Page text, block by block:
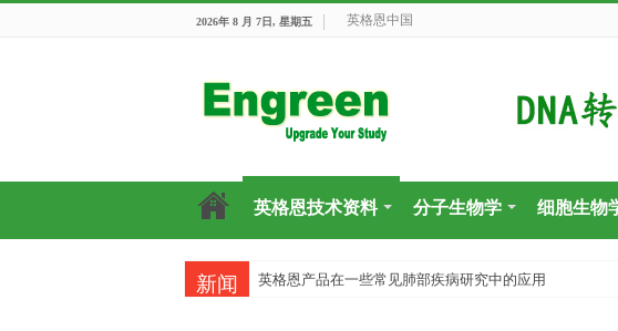
2026年 8 月 7日, 星期五 英格恩中国
英格恩技术资料 分子生物学 细胞生物
新闻 英格恩产品在一些常见肺部疾病研究中的应用